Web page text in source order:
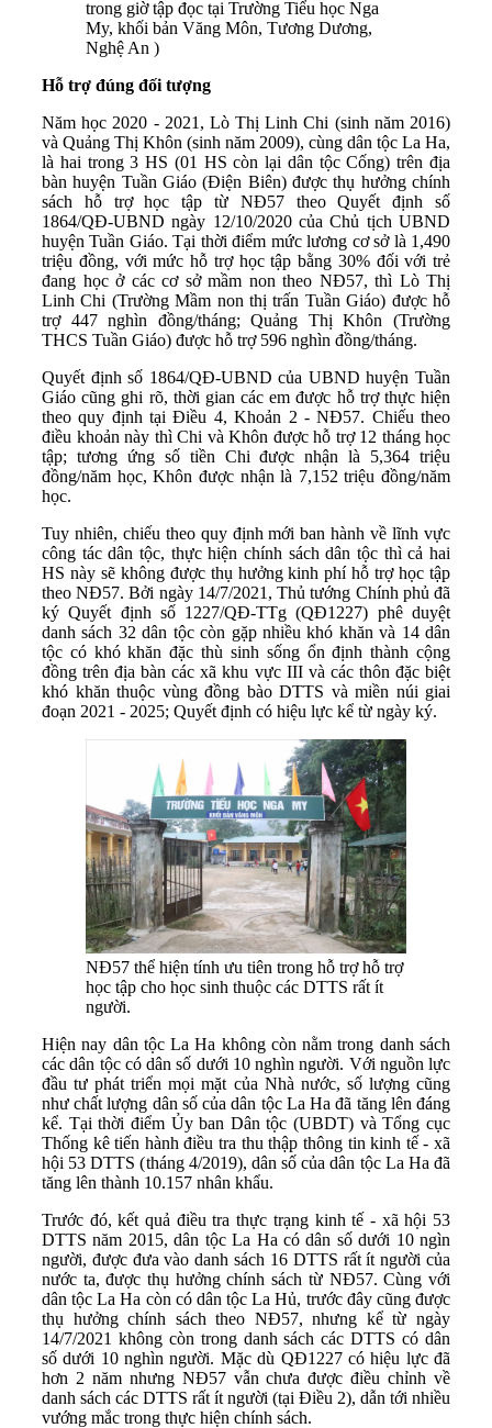
trong giờ tập đọc tại Trường Tiểu học Nga
My, khối bản Văng Môn, Tương Dương,
Nghệ An )
Hỗ trợ đúng đối tượng
Năm học 2020 - 2021, Lò Thị Linh Chi (sinh năm 2016)
và Quảng Thị Khôn (sinh năm 2009), cùng dân tộc La Ha,
là hai trong 3 HS (01 HS còn lại dân tộc Cống) trên địa
bàn huyện Tuần Giáo (Điện Biên) được thụ hưởng chính
sách hỗ trợ học tập từ NĐ57 theo Quyết định số
1864/QĐ-UBND ngày 12/10/2020 của Chủ tịch UBND
huyện Tuần Giáo. Tại thời điểm mức lương cơ sở là 1,490
triệu đồng, với mức hỗ trợ học tập bằng 30% đối với trẻ
đang học ở các cơ sở mầm non theo NĐ57, thì Lò Thị
Linh Chi (Trường Mầm non thị trấn Tuần Giáo) được hỗ
trợ 447 nghìn đồng/tháng; Quảng Thị Khôn (Trường
THCS Tuần Giáo) được hỗ trợ 596 nghìn đồng/tháng.
Quyết định số 1864/QĐ-UBND của UBND huyện Tuần
Giáo cũng ghi rõ, thời gian các em được hỗ trợ thực hiện
theo quy định tại Điều 4, Khoản 2 - NĐ57. Chiếu theo
điều khoản này thì Chi và Khôn được hỗ trợ 12 tháng học
tập; tương ứng số tiền Chi được nhận là 5,364 triệu
đồng/năm học, Khôn được nhận là 7,152 triệu đồng/năm
học.
Tuy nhiên, chiếu theo quy định mới ban hành về lĩnh vực
công tác dân tộc, thực hiện chính sách dân tộc thì cả hai
HS này sẽ không được thụ hưởng kinh phí hỗ trợ học tập
theo NĐ57. Bởi ngày 14/7/2021, Thủ tướng Chính phủ đã
ký Quyết định số 1227/QĐ-TTg (QĐ1227) phê duyệt
danh sách 32 dân tộc còn gặp nhiều khó khăn và 14 dân
tộc có khó khăn đặc thù sinh sống ổn định thành cộng
đồng trên địa bàn các xã khu vực III và các thôn đặc biệt
khó khăn thuộc vùng đồng bào DTTS và miền núi giai
đoạn 2021 - 2025; Quyết định có hiệu lực kể từ ngày ký.
NĐ57 thể hiện tính ưu tiên trong hỗ trợ hỗ trợ
học tập cho học sinh thuộc các DTTS rất ít
người.
Hiện nay dân tộc La Ha không còn nằm trong danh sách
các dân tộc có dân số dưới 10 nghìn người. Với nguồn lực
đầu tư phát triển mọi mặt của Nhà nước, số lượng cũng
như chất lượng dân số của dân tộc La Ha đã tăng lên đáng
kể. Tại thời điểm Ủy ban Dân tộc (UBDT) và Tổng cục
Thống kê tiến hành điều tra thu thập thông tin kinh tế - xã
hội 53 DTTS (tháng 4/2019), dân số của dân tộc La Ha đã
tăng lên thành 10.157 nhân khẩu.
Trước đó, kết quả điều tra thực trạng kinh tế - xã hội 53
DTTS năm 2015, dân tộc La Ha có dân số dưới 10 ngìn
người, được đưa vào danh sách 16 DTTS rất ít người của
nước ta, được thụ hưởng chính sách từ NĐ57. Cùng với
dân tộc La Ha còn có dân tộc La Hủ, trước đây cũng được
thụ hưởng chính sách theo NĐ57, nhưng kể từ ngày
14/7/2021 không còn trong danh sách các DTTS có dân
số dưới 10 nghìn người. Mặc dù QĐ1227 có hiệu lực đã
hơn 2 năm nhưng NĐ57 vẫn chưa được điều chỉnh về
danh sách các DTTS rất ít người (tại Điều 2), dẫn tới nhiều
vướng mắc trong thực hiện chính sách.